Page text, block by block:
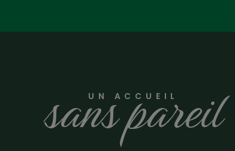
UN ACCUEIL
sans pareil